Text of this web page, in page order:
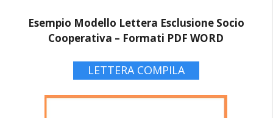
Esempio Modello Lettera Esclusione Socio
Cooperativa – Formati PDF WORD
LETTERA COMPILA